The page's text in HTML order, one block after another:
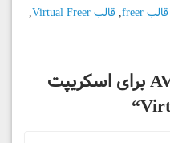
قالب freer , قالب Virtual Freer
,
قالب AVA برای اسکریپت
“